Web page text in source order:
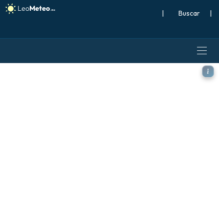
| |
ALADIN CZ 2.3 km modelo